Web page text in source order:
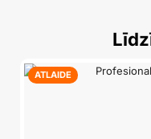
ATLAIDE